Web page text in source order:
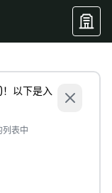
以下是入
列表中